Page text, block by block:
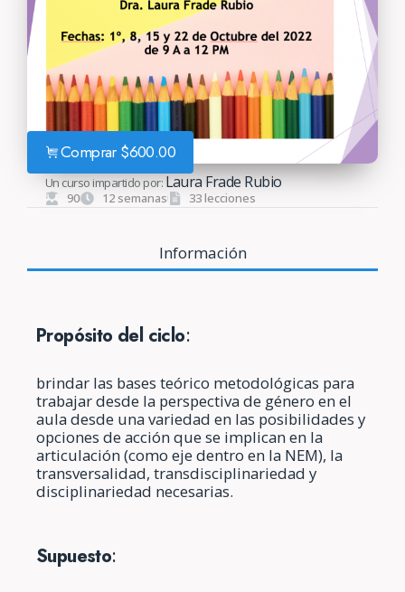
Información
Propósito del ciclo:
brindar las bases teórico metodológicas para
trabajar desde la perspectiva de género en el
aula desde una variedad en las posibilidades y
opciones de acción que se implican en la
articulación (como eje dentro en la NEM), la
transversalidad, transdisciplinariedad y
disciplinariedad necesarias.
Supuesto:
Comprar $600.00
Un curso impartido por:Laura Frade Rubio
90 12 semanas 33 lecciones